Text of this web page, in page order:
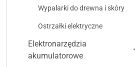
Wypalarki do drewna i skóry
Ostrzałki elektryczne
Elektronarzędzia
akumulatorowe